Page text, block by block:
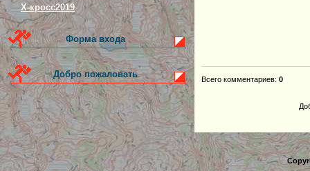
Х-кросс2019
Форма входа
Добро пожаловать Всего комментариев: 0